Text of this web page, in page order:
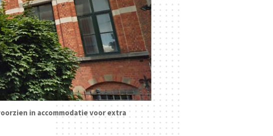
in accommodatie voor extra